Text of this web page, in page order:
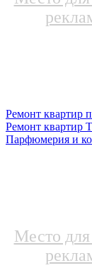
Ремонт квартир
Ремонт квартир
Парфюмерия и
Место